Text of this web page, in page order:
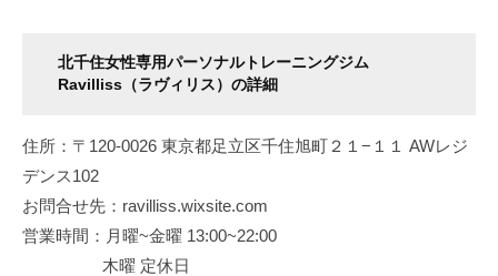
北千住女性専用パーソナルトレーニングジム
Ravilliss（ラヴィリス）の詳細
住所：〒120-0026 東京都足立区千住旭町２１−１１ ​AWレジ
デンス102
お問合せ先：ravilliss.wixsite.com
営業時間：月曜~金曜 13:00~22:00
木曜 定休日